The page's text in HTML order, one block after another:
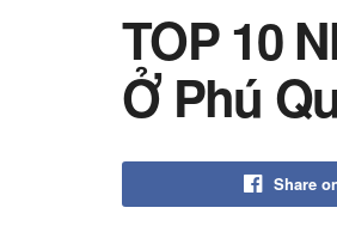
TOP 10
Ở Phú
Share